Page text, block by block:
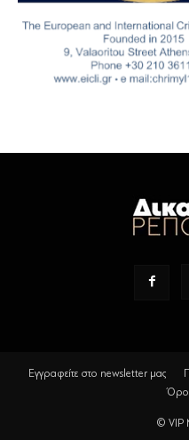
Εγγραφείτε στο newsletter μας
© VIP